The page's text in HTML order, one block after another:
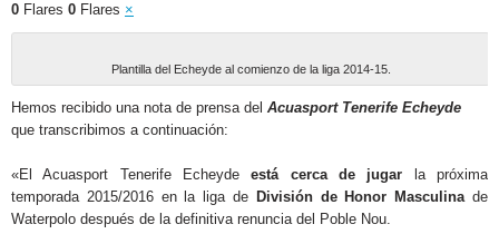
0 Flares 0 Flares ×
Plantilla del Echeyde al comienzo de la liga 2014-15.
Hemos recibido una nota de prensa del Acuasport Tenerife Echeyde
que transcribimos a continuación:
«El Acuasport Tenerife Echeydeestá cerca de jugar la próxima
temporada 2015/2016 en la liga de División de Honor Masculinade
Waterpolo después de la definitiva renuncia del Poble Nou.